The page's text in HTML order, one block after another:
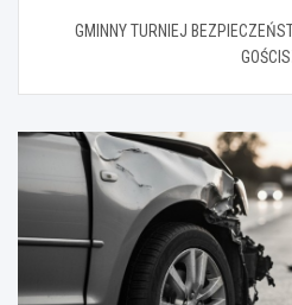
GMINNY TURNIEJ